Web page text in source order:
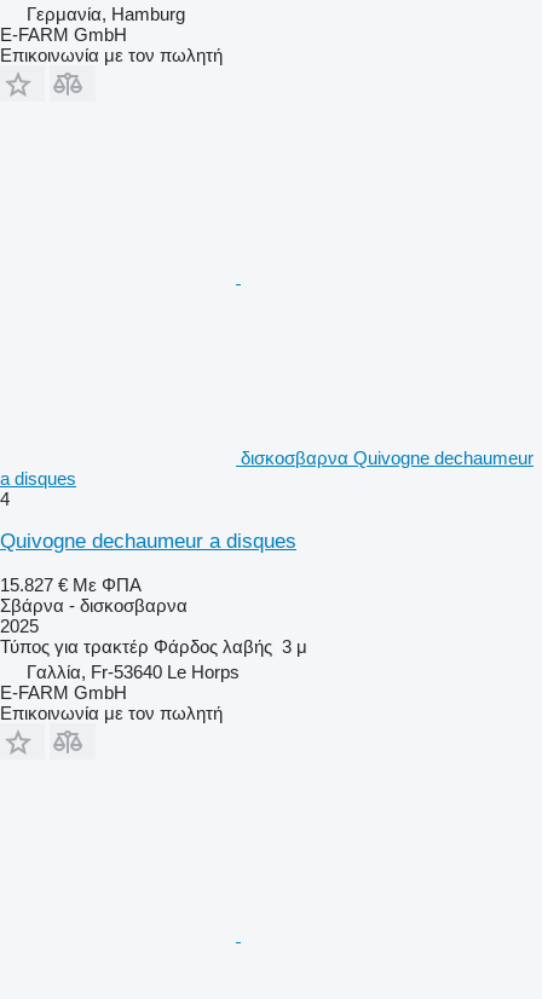
Γερμανία, Hamburg
E-FARM GmbH
Επικοινωνία με τον πωλητή
δισκοσβαρνα Quivogne dechaumeur
a disques
4
Quivogne dechaumeur a disques
15.827 € Με ΦΠΑ
Σβάρνα - δισκοσβαρνα
2025
Τύπος για τρακτέρ Φάρδος λαβής 3 μ
Γαλλία, Fr-53640 Le Horps
E-FARM GmbH
Επικοινωνία με τον πωλητή